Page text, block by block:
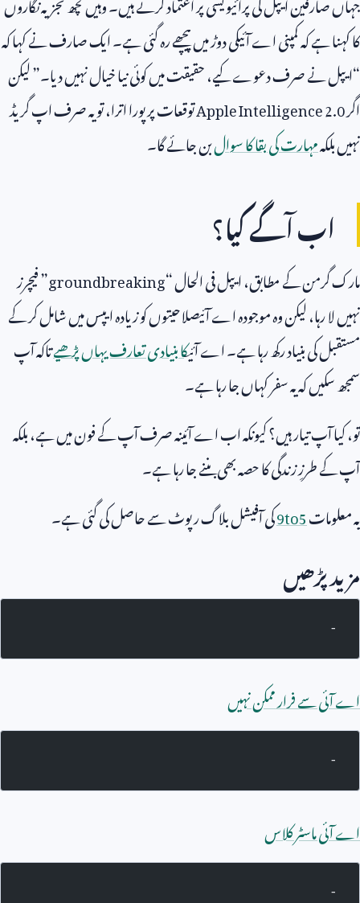
کا کہنا ہے کہ کمپنی اے آئیکی دوڑ میں پیچھے رہ گئی ہے۔ ایک صارف نے کہا کہ
“ایپل نے صرف دعوے کیے، حقیقت میں کوئی نیا خیال نہیں دیا۔” لیکن
اگرApple Intelligence 2.0توقعات پر پورا اترا، تو یہ صرف اپ گریڈ
نہیں بلکہمہارت کی بقا کا سوالبن جائے گا۔
اب آگے کیا؟
مارک گرمن کے مطابق، ایپل فی الحال “groundbreaking” فیچرز
نہیں لا رہا، لیکن وہ موجودہ اے آئیصلاحیتوں کو زیادہ ایپس میں شامل کر کے
مستقبل کی بنیاد رکھ رہا ہے۔ اے آئیکا بنیادی تعارف یہاں پڑھیےتاکہ آپ
سمجھ سکیں کہ یہ سفر کہاں جا رہا ہے۔
تو، کیا آپ تیار ہیں؟ کیونکہ اب اے آئینہ صرف آپ کے فون میں ہے، بلکہ
آپ کے طرزِ زندگی کا حصہ بھی بننے جا رہا ہے۔
یہ معلومات9to5کی آفیشل بلاگ رپوٹ سے حاصل کی گئی ہے۔
مزید پڑھیں
-
اے آئی سے فرار ممکن نہیں
-
اے آئی ماسٹر کلاس
-